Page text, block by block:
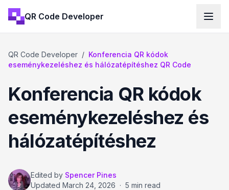
QR Code Developer
QR Code Developer / Konferencia QR kódok
eseménykezeléshez és hálózatépítéshez QR Code
Konferencia QR kódok
eseménykezeléshez és
hálózatépítéshez
Edited by Spencer Pines
Updated March 24, 2026 · 5 min read